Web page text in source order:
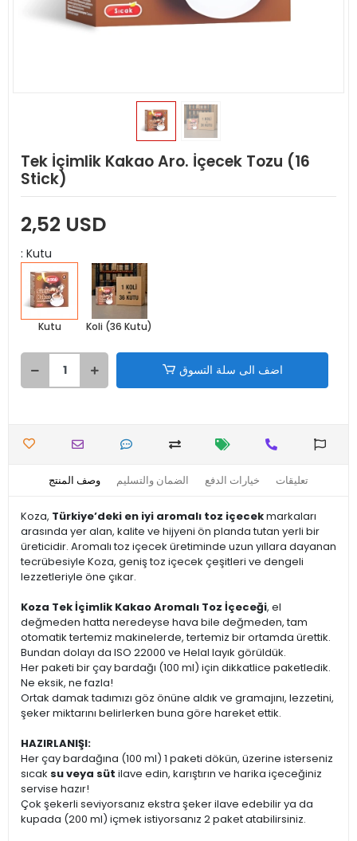
Tek İçimlik Kakao Aro. İçecek Tozu (16
Stick)
2,52 USD
: Kutu
Kutu Koli (36 Kutu)
اضف الى سلة التسوق
وصف المنتج الضمان والتسليم خيارات الدفع تعليقات
Koza, Türkiye’deki en iyi aromalı toz içecekmarkaları
arasında yer alan, kalite ve hijyeni ön planda tutan yerli bir
üreticidir. Aromalı toz içecek üretiminde uzun yıllara dayanan
tecrübesiyle Koza, geniş toz içecek çeşitleri ve dengeli
lezzetleriyle öne çıkar.
Koza Tek İçimlik Kakao Aromalı Toz İçeceği, el
değmeden hatta neredeyse hava bile değmeden, tam
otomatik tertemiz makinelerde, tertemiz bir ortamda ürettik.
Bundan dolayı da ISO 22000 ve Helal layık görüldük.
Her paketi bir çay bardağı (100 ml) için dikkatlice paketledik.
Ne eksik, ne fazla!
Ortak damak tadımızı göz önüne aldık ve gramajını, lezzetini,
şeker miktarını belirlerken buna göre hareket ettik.
HAZIRLANIŞI:
Her çay bardağına (100 ml) 1 paketi dökün, üzerine isterseniz
sıcak su veya süt ilave edin, karıştırın ve harika içeceğiniz
servise hazır!
Çok şekerli seviyorsanız ekstra şeker ilave edebilir ya da
kupada (200 ml) içmek istiyorsanız 2 paket atabilirsiniz.